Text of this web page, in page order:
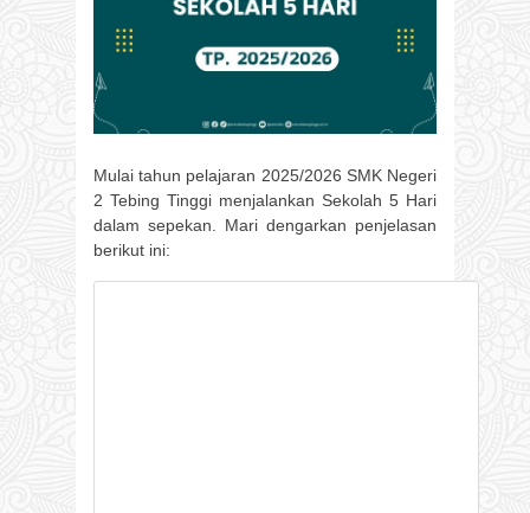
Mulai tahun pelajaran 2025/2026 SMK Negeri
2 Tebing Tinggi menjalankan Sekolah 5 Hari
dalam sepekan. Mari dengarkan penjelasan
berikut ini: